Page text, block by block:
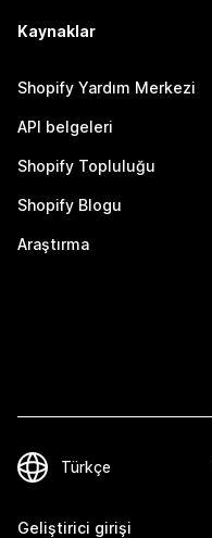
Kaynaklar
Shopify Yardım Merkezi
API belgeleri
Shopify Topluluğu
Shopify Blogu
Araştırma
Geliştirici girişi